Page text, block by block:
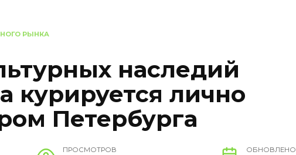
РЫНКА
наследий
курируется лично
Петербурга
ПРОСМОТРОВ ОБНОВЛЕНО